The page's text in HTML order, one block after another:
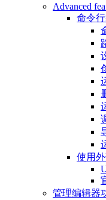
Advanced
命令
使用
管理编辑器